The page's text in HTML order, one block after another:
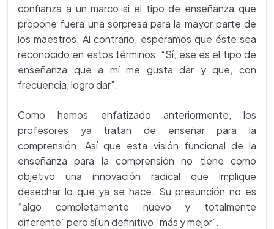
confianza a un marco si el tipo de enseñanza que
propone fuera una sorpresa para la mayor parte de
los maestros. Al contrario, esperamos que éste sea
reconocido en estos términos: “Sí, ese es el tipo de
enseñanza que a mí me gusta dar y que, con
frecuencia, logro dar”.
Como hemos enfatizado anteriormente, los
profesores ya tratan de enseñar para la
comprensión. Así que esta visión funcional de la
enseñanza para la comprensión no tiene como
objetivo una innovación radical que implique
desechar lo que ya se hace. Su presunción no es
“algo completamente nuevo y totalmente
diferente” pero sí un definitivo “más y mejor”.